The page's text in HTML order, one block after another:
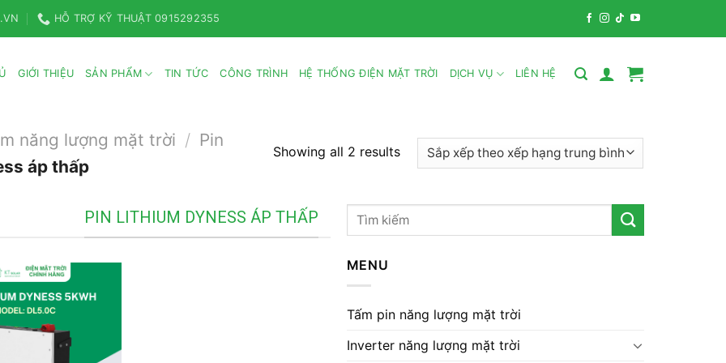
HỖ TRỢ KỸ THUẬT 0915292355
GIỚI THIỆU SẢN PHẨM TIN TỨC CÔNG TRÌNH HỆ THỐNG ĐIỆN MẶT TRỜI DỊCH VỤ LIÊN HỆ
năng lượng mặt trời / Pin
áp thấp
Showing all 2 results
PIN LITHIUM DYNESS ÁP THẤP
Tìm
MENU
Tấm pin năng lượng mặt trời
Inverter năng lượng mặt trời